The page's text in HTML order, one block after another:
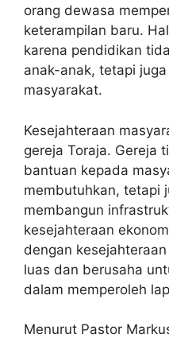
orang dewasa
keterampilan baru.
karena pendidikan
anak-anak, tetapi
masyarakat.
Kesejahteraan
gereja Toraja. Gereja
bantuan kepada
membutuhkan, tetapi
membangun
kesejahteraan
dengan
luas dan berusaha
dalam memperoleh
Menurut Pastor